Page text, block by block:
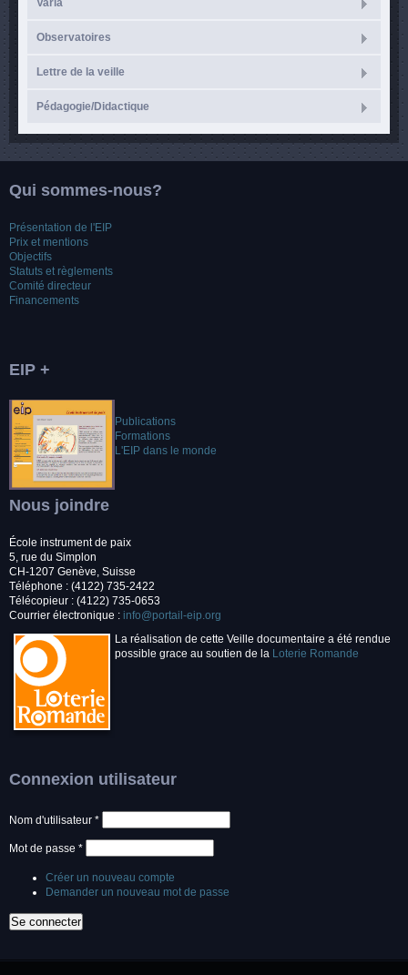
Varia
Observatoires
Lettre de la veille
Pédagogie/Didactique
Qui sommes-nous?
Présentation de l'EIP
Prix et mentions
Objectifs
Statuts et règlements
Comité directeur
Financements
EIP +
Publications
Formations
L'EIP dans le monde
Nous joindre
École instrument de paix
5, rue du Simplon
CH-1207 Genève, Suisse
Téléphone : (4122) 735-2422
Télécopieur : (4122) 735-0653
Courrier électronique : info@portail-eip.org
La réalisation de cette Veille documentaire a été rendue
possible grace au soutien de la Loterie Romande
Connexion utilisateur
Nom d'utilisateur *
Mot de passe *
Créer un nouveau compte
Demander un nouveau mot de passe